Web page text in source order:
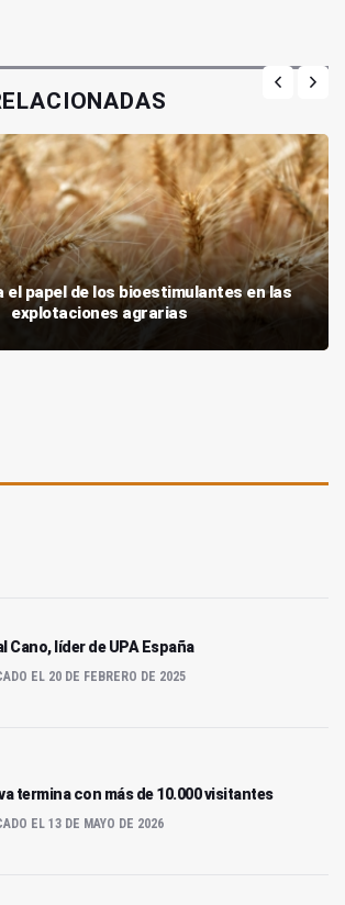
el papel de los bioestimulantes en las
explotaciones agrarias
Cano, líder de UPA España
EL 20 DE FEBRERO DE 2025
termina con más de 10.000 visitantes
EL 13 DE MAYO DE 2026